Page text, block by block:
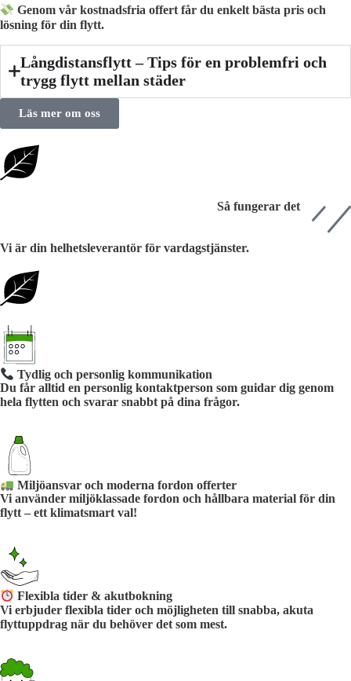
Genom vår kostnadsfria offert får du enkelt bästa pris och
lösning för din flytt.
Långdistansflytt – Tips för en problemfri och
trygg flytt mellan städer
Läs mer om oss
Så fungerar det
Vi är din helhetsleverantör för vardagstjänster.
Tydlig och personlig kommunikation
Du får alltid en personlig kontaktperson som guidar dig genom
hela flytten och svarar snabbt på dina frågor.
Miljöansvar och moderna fordon offerter
Vi använder miljöklassade fordon och hållbara material för din
flytt – ett klimatsmart val!
Flexibla tider & akutbokning
Vi erbjuder flexibla tider och möjligheten till snabba, akuta
flyttuppdrag när du behöver det som mest.